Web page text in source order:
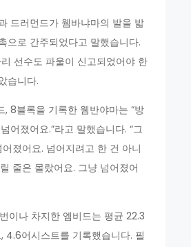
드러먼드가 웸바냐마의 발을 밟
으로 간주되었다고 말했습니다.
선수도 파울이 신고되었어야 한
습니다.
, 8블록을 기록한 웸반야마는 “방
어졌어요.”라고 말했습니다. “그
졌어요. 넘어지려고 한 건 아니
줄은 몰랐어요. 그냥 넘어졌어
이나 차지한 엠비드는 평균 22.3
4.6어시스트를 기록했습니다. 필